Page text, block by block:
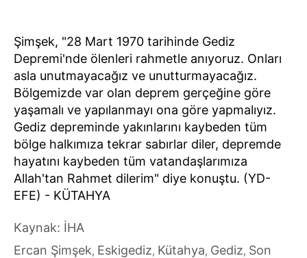
Şimşek, "28 Mart 1970 tarihinde Gediz
Depremi'nde ölenleri rahmetle anıyoruz. Onları
asla unutmayacağız ve unutturmayacağız.
Bölgemizde var olan deprem gerçeğine göre
yaşamalı ve yapılanmayı ona göre yapmalıyız.
Gediz depreminde yakınlarını kaybeden tüm
bölge halkımıza tekrar sabırlar diler, depremde
hayatını kaybeden tüm vatandaşlarımıza
Allah'tan Rahmet dilerim" diye konuştu. (YD-
EFE) - KÜTAHYA
Kaynak: İHA
Ercan Şimşek, Eskigediz, Kütahya, Gediz, Son